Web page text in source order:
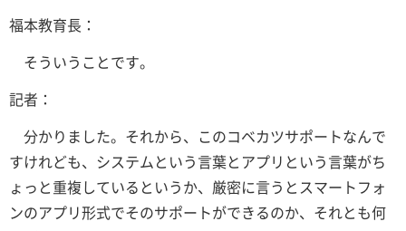
福本教育長：
そういうことです。
記者：
分かりました。それから、このコベカツサポートなんで
すけれども、システムという言葉とアプリという言葉がち
ょっと重複しているというか、厳密に言うとスマートフォ
ンのアプリ形式でそのサポートができるのか、それとも何